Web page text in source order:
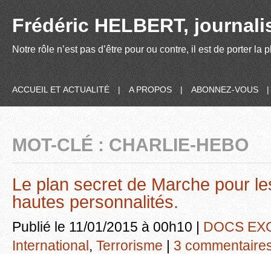
Frédéric HELBERT,
Notre rôle n’est pas d’être pour ou contre, il est de porter
ACCUEIL ET ACTUALITÉ | A PROPOS | ABONNEZ-VOUS |
MOT-CLÉ : CHARLIE-HEBO
Le plan secret de Marche pour
hautes personnalités.
Publié le 11/01/2015 à 00h10 | DOCS
International, Terrorisme | 3